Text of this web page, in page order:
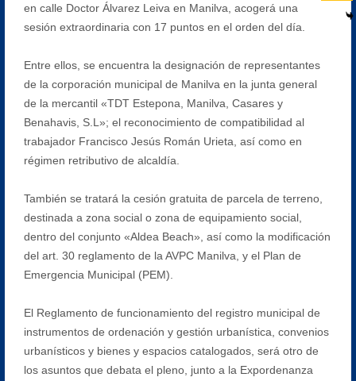
en calle Doctor Álvarez Leiva en Manilva, acogerá una
sesión extraordinaria con 17 puntos en el orden del día.
Entre ellos, se encuentra la designación de representantes
de la corporación municipal de Manilva en la junta general
de la mercantil «TDT Estepona, Manilva, Casares y
Benahavis, S.L»; el reconocimiento de compatibilidad al
trabajador Francisco Jesús Román Urieta, así como en
régimen retributivo de alcaldía.
También se tratará la cesión gratuita de parcela de terreno,
destinada a zona social o zona de equipamiento social,
dentro del conjunto «Aldea Beach», así como la modificación
del art. 30 reglamento de la AVPC Manilva, y el Plan de
Emergencia Municipal (PEM).
El Reglamento de funcionamiento del registro municipal de
instrumentos de ordenación y gestión urbanística, convenios
urbanísticos y bienes y espacios catalogados, será otro de
los asuntos que debata el pleno, junto a la Expordenanza